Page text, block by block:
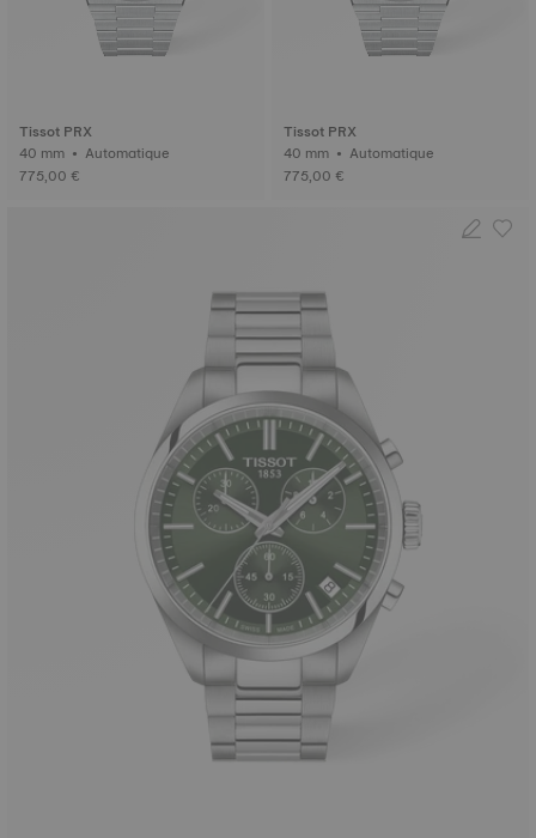
Tissot PRX
40 mm • Automatique
775,00 €
Tissot PRX
40 mm • Automatique
775,00 €